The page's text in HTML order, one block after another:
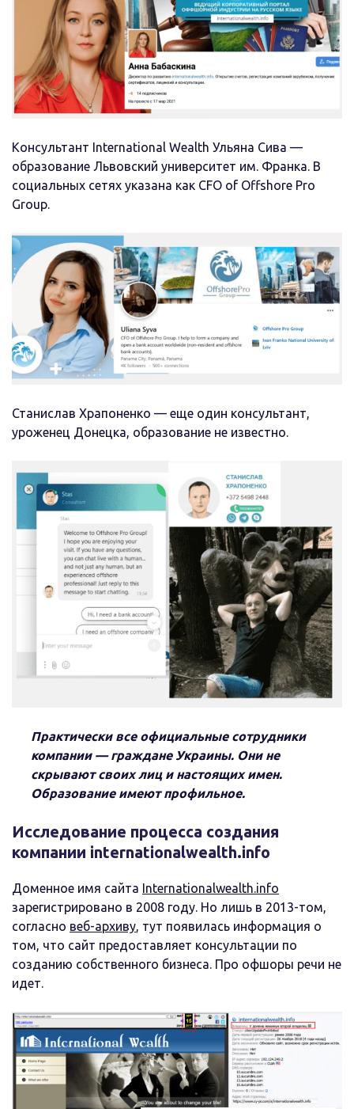
Консультант International Wealth Ульяна Сива —
образование Львовский университет им. Франка. В
социальных сетях указана как CFO of Offshore Pro
Group.
Станислав Храпоненко — еще один консультант,
уроженец Донецка, образование не известно.
Практически все официальные сотрудники
компании — граждане Украины. Они не
скрывают своих лиц и настоящих имен.
Образование имеют профильное.
Исследование процесса создания
компании internationalwealth.info
Доменное имя сайта Internationalwealth.info
зарегистрировано в 2008 году. Но лишь в 2013-том,
согласно веб-архиву, тут появилась информация о
том, что сайт предоставляет консультации по
созданию собственного бизнеса. Про офшоры речи не
идет.